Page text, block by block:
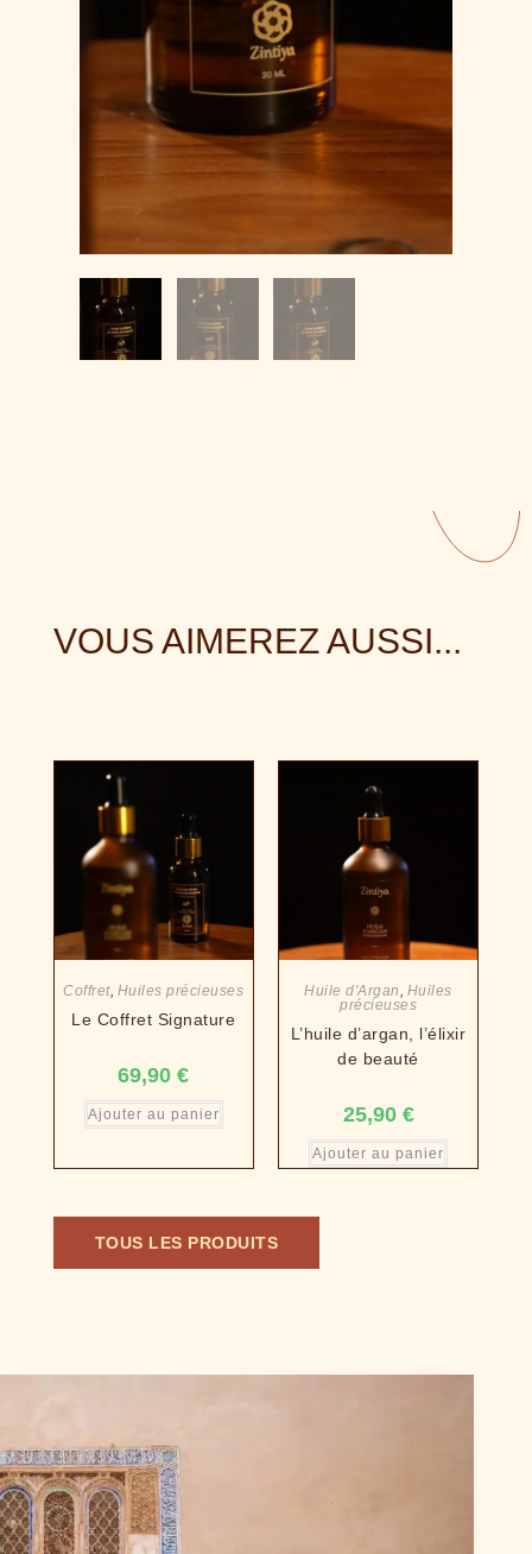
VOUS AIMEREZ AUSSI...
Coffret, Huiles précieuses
Le Coffret Signature
69,90€
Ajouter au panier
Huile d'Argan Huiles
précieuses
L’huile d’argan, l’élixir
de beauté
25,90 €
Ajouter au panier
TOUS LES PRODUITS